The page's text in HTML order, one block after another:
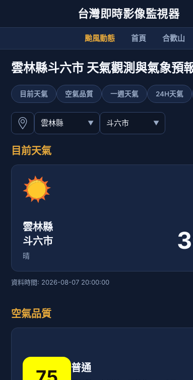
台灣即時影像監視器
颱風動態 首頁 合歡山
雲林縣斗六市 天氣觀測與氣象預
目前天氣 空氣品質 一週天氣 24H天氣
目前天氣
雲林縣
斗六市
晴
資料時間: 2026-08-07 20:00:00
空氣品質
普通